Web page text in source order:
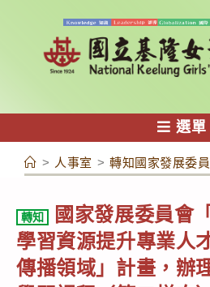
容
選單
> 人事室 > 轉知國家發展委
轉知
國家發展委員會
學習資源提升專業人
傳播領域」計畫，辦